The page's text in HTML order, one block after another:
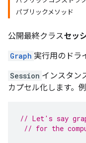
パブリックメソッド
公開最終クラスセッ
Graph 実行用のドラ
Session インスタン
カプセル化します。
// Let's say
// for the